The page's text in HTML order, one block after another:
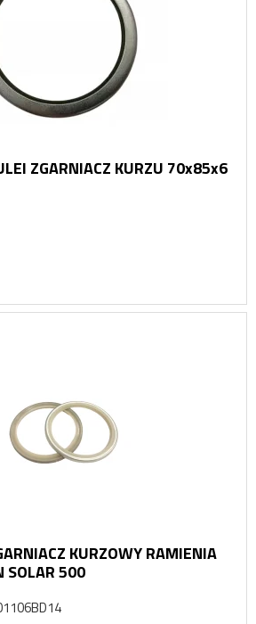
KURZU 70x85x6
KURZOWY RAMIENIA
SOLAR 500